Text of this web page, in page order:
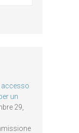
accesso
un
29,